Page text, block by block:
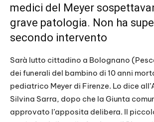
medici del Meyer
grave patologia. Non ha
secondo intervento
Sarà lutto cittadino a Bolognano
dei funerali del bambino di 10 anni
pediatrico Meyer di Firenze. Lo dice
Silvina Sarra, dopo che la Giunta
approvato l’apposita delibera. Il